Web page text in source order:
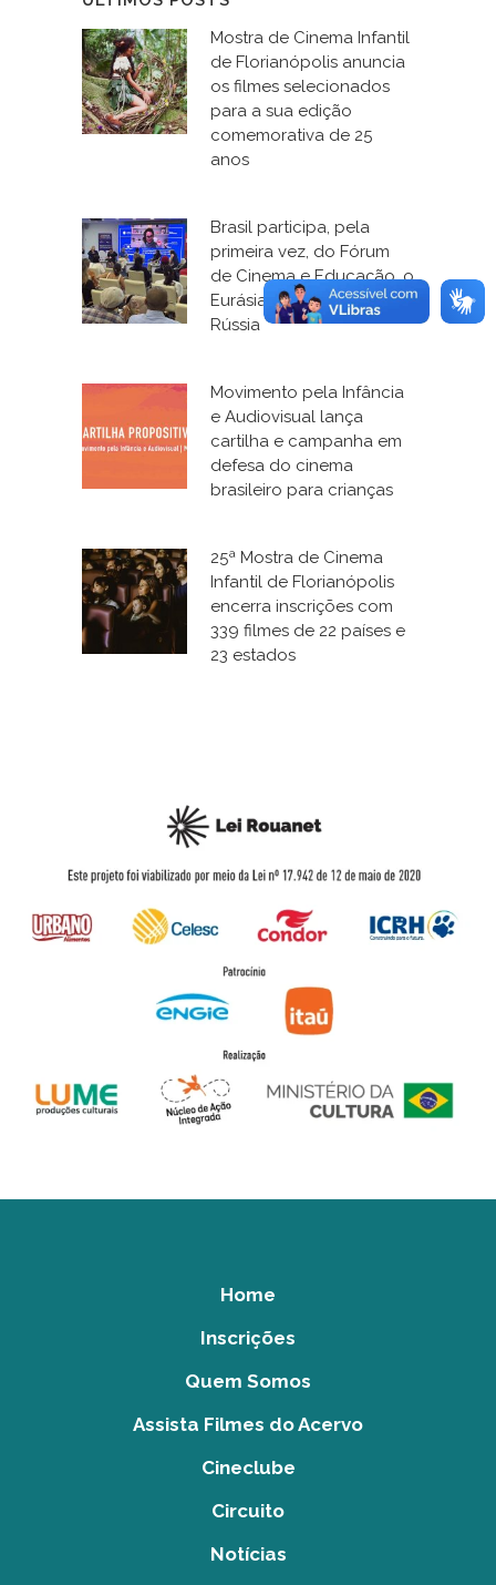
Mostra de Cinema Infantil
de Florianópolis anuncia
os filmes selecionados
para a sua edição
comemorativa de 25
anos
Brasil participa, pela
primeira vez, do Fórum
de Cinema e Educação, o
Eurásia Kinofest, na
Rússia
Movimento pela Infância
e Audiovisual lança
cartilha e campanha em
defesa do cinema
brasileiro para crianças
25ª Mostra de Cinema
Infantil de Florianópolis
encerra inscrições com
339 filmes de 22 países e
23 estados
Home
Inscrições
Quem Somos
Assista Filmes do Acervo
Cineclube
Circuito
Notícias